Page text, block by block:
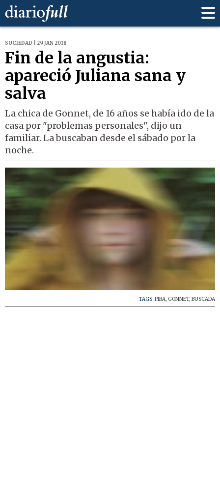
SOCIEDAD | 29 JAN 2018
Fin de la angustia:
apareció Juliana sana y
salva
La chica de Gonnet, de 16 años se había ido de la
casa por "problemas personales", dijo un
familiar. La buscaban desde el sábado por la
noche.
TAGS: PIBA, GONNET, BUSCADA